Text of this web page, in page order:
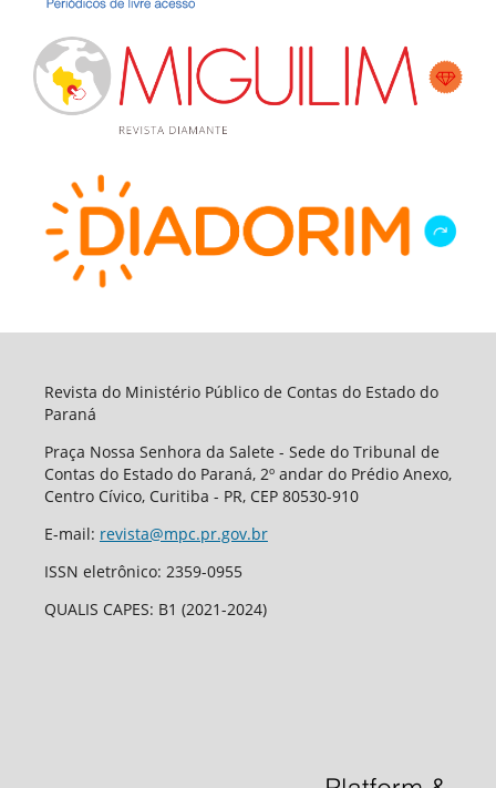
Revista do Ministério Público de Contas do Estado do
Paraná
Praça Nossa Senhora da Salete - Sede do Tribunal de
Contas do Estado do Paraná, 2º andar do Prédio Anexo,
Centro Cívico, Curitiba - PR, CEP 80530-910
E-mail: revista@mpc.pr.gov.br
ISSN eletrônico: 2359-0955
QUALIS CAPES: B1 (2021-2024)